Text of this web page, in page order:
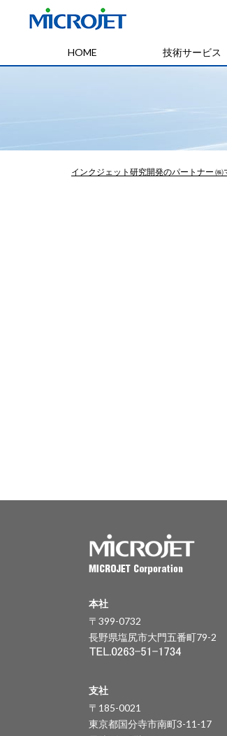
HOME 技術サービス
インクジェット研究開発のパートナー ㈱
本社
〒399-0732
長野県塩尻市大門五番町79-2
支社
〒185-0021
東京都国分寺市南町3-11-17